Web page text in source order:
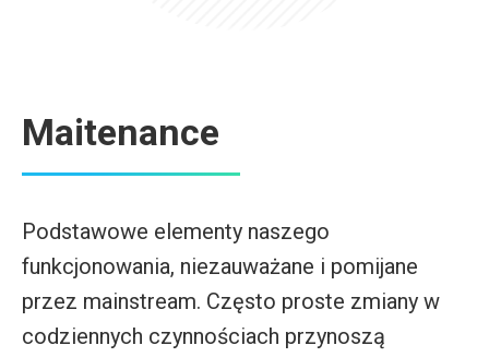
Maitenance
Podstawowe elementy naszego
funkcjonowania, niezauważane i pomijane
przez mainstream. Często proste zmiany w
codziennych czynnościach przynoszą